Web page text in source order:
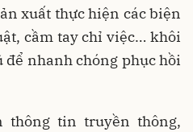
xuất thực hiện các biện
cầm tay chỉ việc… khôi
nhanh chóng phục hồi
thông tin truyền thông,